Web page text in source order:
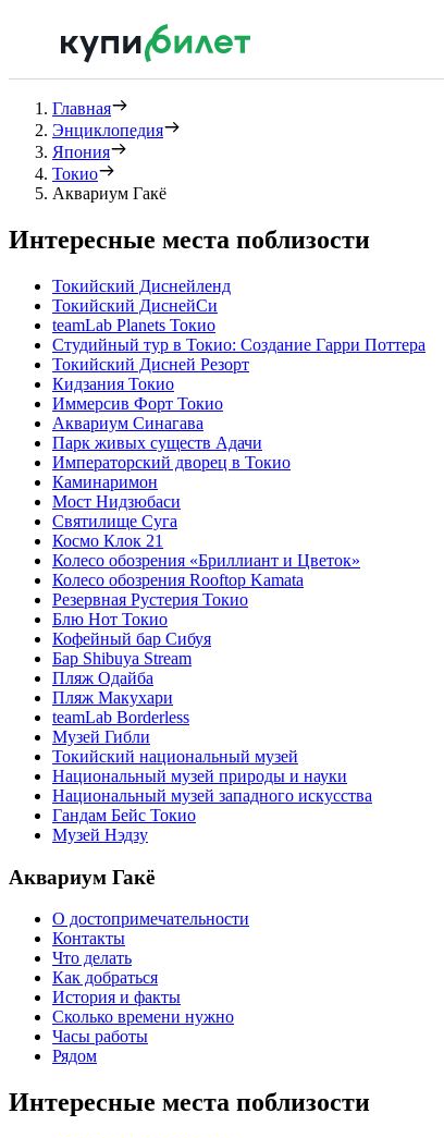
Главная
Энциклопедия
Япония
Токио
Аквариум Гакё
Интересные места поблизости
Токийский Диснейленд
Токийский ДиснейСи
teamLab Planets Токио
Студийный тур в Токио: Создание Гарри Поттера
Токийский Дисней Резорт
Кидзания Токио
Иммерсив Форт Токио
Аквариум Синагава
Парк живых существ Адачи
Императорский дворец в Токио
Каминаримон
Мост Нидзюбаси
Святилище Суга
Космо Клок 21
Колесо обозрения «Бриллиант и Цветок»
Колесо обозрения Rooftop Kamata
Резервная Рустерия Токио
Блю Нот Токио
Кофейный бар Сибуя
Бар Shibuya Stream
Пляж Одайба
Пляж Макухари
teamLab Borderless
Музей Гибли
Токийский национальный музей
Национальный музей природы и науки
Национальный музей западного искусства
Гандам Бейс Токио
Музей Нэдзу
Аквариум Гакё
О достопримечательности
Контакты
Что делать
Как добраться
История и факты
Сколько времени нужно
Часы работы
Рядом
Интересные места поблизости